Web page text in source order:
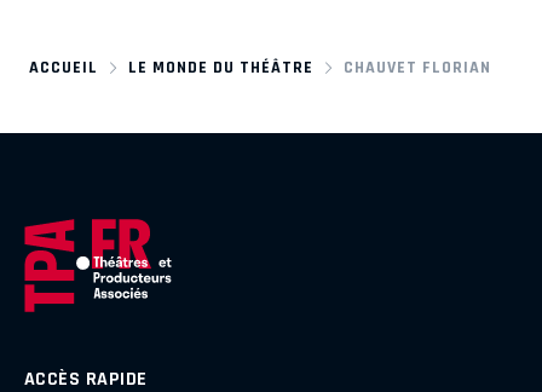
ACCUEIL LE MONDE DU THÉÂTRE CHAUVET FLORIAN
ACCÈS RAPIDE